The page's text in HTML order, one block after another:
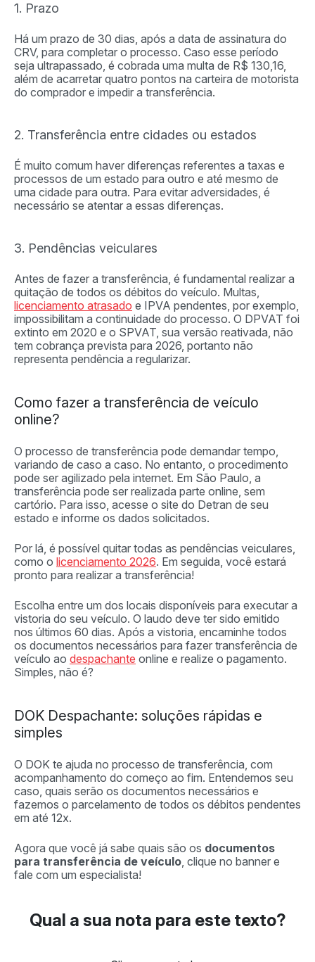
1. Prazo
Há um prazo de 30 dias, após a data de assinatura do
CRV, para completar o processo. Caso esse período
seja ultrapassado, é cobrada uma multa de R$ 130,16,
além de acarretar quatro pontos na carteira de motorista
do comprador e impedir a transferência.
2. Transferência entre cidades ou estados
É muito comum haver diferenças referentes a taxas e
processos de um estado para outro e até mesmo de
uma cidade para outra. Para evitar adversidades, é
necessário se atentar a essas diferenças.
3. Pendências veiculares
Antes de fazer a transferência, é fundamental realizar a
quitação de todos os débitos do veículo. Multas,
licenciamento atrasado e IPVA pendentes, por exemplo,
impossibilitam a continuidade do processo. O DPVAT foi
extinto em 2020 e o SPVAT, sua versão reativada, não
tem cobrança prevista para 2026, portanto não
representa pendência a regularizar.
Como fazer a transferência de veículo
online?
O processo de transferência pode demandar tempo,
variando de caso a caso. No entanto, o procedimento
pode ser agilizado pela internet. Em São Paulo, a
transferência pode ser realizada parte online, sem
cartório. Para isso, acesse o site do Detran de seu
estado e informe os dados solicitados.
Por lá, é possível quitar todas as pendências veiculares,
como o licenciamento 2026. Em seguida, você estará
pronto para realizar a transferência!
Escolha entre um dos locais disponíveis para executar a
vistoria do seu veículo. O laudo deve ter sido emitido
nos últimos 60 dias. Após a vistoria, encaminhe todos
os documentos necessários para fazer transferência de
veículo ao despachante online e realize o pagamento.
Simples, não é?
DOK Despachante: soluções rápidas e
simples
O DOK te ajuda no processo de transferência, com
acompanhamento do começo ao fim. Entendemos seu
caso, quais serão os documentos necessários e
fazemos o parcelamento de todos os débitos pendentes
em até 12x.
Agora que você já sabe quais são os documentos
para transferência de veículo, clique no banner e
fale com um especialista!
Qual a sua nota para este texto?